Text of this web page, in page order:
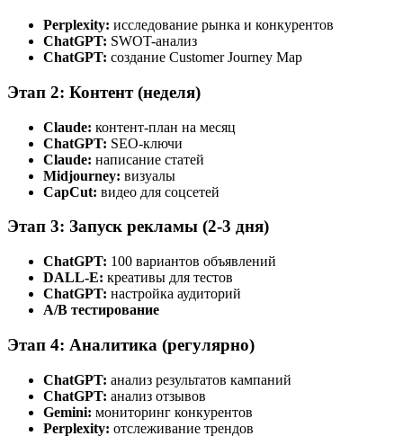
Perplexity: исследование рынка и конкурентов
ChatGPT: SWOT-анализ
ChatGPT: создание Customer Journey Map
Этап 2: Контент (неделя)
Claude: контент-план на месяц
ChatGPT: SEO-ключи
Claude: написание статей
Midjourney: визуалы
CapCut: видео для соцсетей
Этап 3: Запуск рекламы (2-3 дня)
ChatGPT: 100 вариантов объявлений
DALL-E: креативы для тестов
ChatGPT: настройка аудиторий
A/B тестирование
Этап 4: Аналитика (регулярно)
ChatGPT: анализ результатов кампаний
ChatGPT: анализ отзывов
Gemini: мониторинг конкурентов
Perplexity: отслеживание трендов